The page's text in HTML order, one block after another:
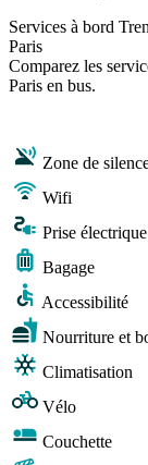
Services à bord
Paris
Comparez les
Paris en bus.
Zone de
Wifi
Prise électrique
Bagage
Accessibilité
Nourriture et
Climatisation
Vélo
Couchette